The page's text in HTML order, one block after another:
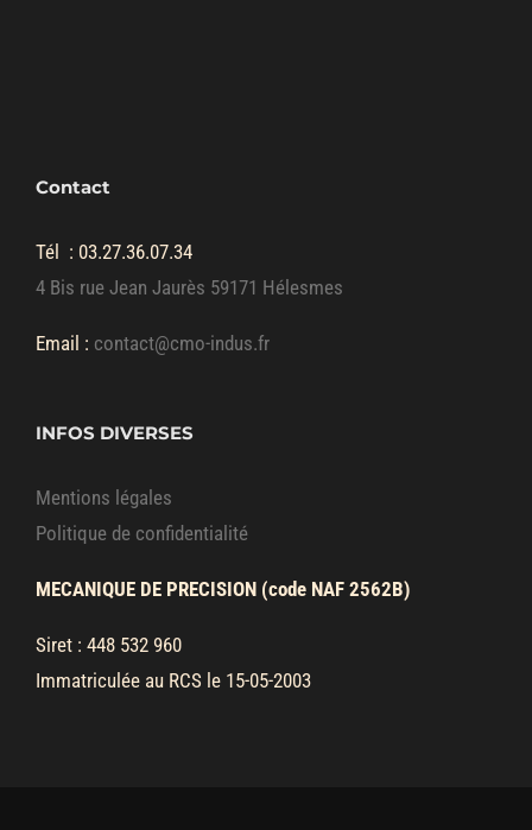
Contact
Tél : 03.27.36.07.34
4 Bis rue Jean Jaurès 59171 Hélesmes
Email : contact@cmo-indus.fr
INFOS DIVERSES
Mentions légales
Politique de confidentialité
MECANIQUE DE PRECISION (code NAF 2562B)
Siret : 448 532 960
Immatriculée au RCS le 15-05-2003